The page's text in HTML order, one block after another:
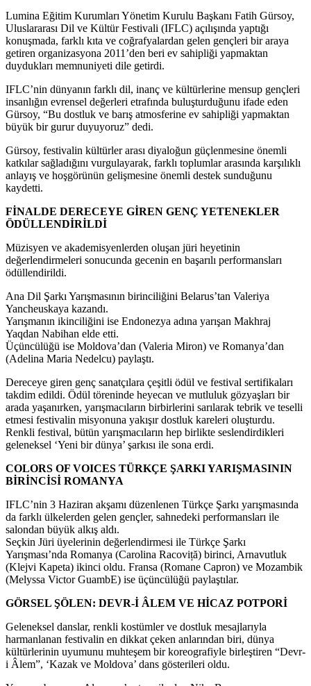
Lumina Eğitim Kurumları Yönetim Kurulu Başkanı Fatih Gürsoy,
Uluslararası Dil ve Kültür Festivali (IFLC) açılışında yaptığı
konuşmada, farklı kıta ve coğrafyalardan gelen gençleri bir araya
getiren organizasyona 2011’den beri ev sahipliği yapmaktan
duydukları memnuniyeti dile getirdi.
IFLC’nin dünyanın farklı dil, inanç ve kültürlerine mensup gençleri
insanlığın evrensel değerleri etrafında buluşturduğunu ifade eden
Gürsoy, “Bu dostluk ve barış atmosferine ev sahipliği yapmaktan
büyük bir gurur duyuyoruz” dedi.
Gürsoy, festivalin kültürler arası diyaloğun güçlenmesine önemli
katkılar sağladığını vurgulayarak, farklı toplumlar arasında karşılıklı
anlayış ve hoşgörünün gelişmesine önemli destek sunduğunu
kaydetti.
FİNALDE DERECEYE GİREN GENÇ YETENEKLER
ÖDÜLLENDİRİLDİ
Müzisyen ve akademisyenlerden oluşan jüri heyetinin
değerlendirmeleri sonucunda gecenin en başarılı performansları
ödüllendirildi.
Ana Dil Şarkı Yarışmasının birinciliğini Belarus’tan Valeriya
Yancheuskaya kazandı.
Yarışmanın ikinciliğini ise Endonezya adına yarışan Makhraj
Yaqdan Nabihan elde etti.
Üçüncülüğü ise Moldova’dan (Valeria Miron) ve Romanya’dan
(Adelina Maria Nedelcu) paylaştı.
Dereceye giren genç sanatçılara çeşitli ödül ve festival sertifikaları
takdim edildi. Ödül töreninde heyecan ve mutluluk gözyaşları bir
arada yaşanırken, yarışmacıların birbirlerini sarılarak tebrik ve teselli
etmesi festivalin misyonuna yakışır dostluk kareleri oluşturdu.
Renkli festival, bütün yarışmacıların hep birlikte seslendirdikleri
geleneksel ‘Yeni bir dünya’ şarkısı ile sona erdi.
COLORS OF VOICES TÜRKÇE ŞARKI YARIŞMASININ
BİRİNCİSİ ROMANYA
IFLC’nin 3 Haziran akşamı düzenlenen Türkçe Şarkı yarışmasında
da farklı ülkelerden gelen gençler, sahnedeki performansları ile
salondan büyük alkış aldı.
Seçkin Jüri üyelerinin değerlendirmesi ile Türkçe Şarkı
Yarışması’nda Romanya (Carolina Racoviță) birinci, Arnavutluk
(Klejvi Kapeta) ikinci oldu. Fransa (Romane Capron) ve Mozambik
(Melyssa Victor GuambE) ise üçüncülüğü paylaştılar.
GÖRSEL ŞÖLEN: DEVR-İ ÂLEM VE HİCAZ POTPORİ
Geleneksel danslar, renkli kostümler ve dostluk mesajlarıyla
harmanlanan festivalin en dikkat çeken anlarından biri, dünya
kültürlerinin uyumunu muhteşem bir koreografiyle birleştiren “Devr-
i Âlem”, ‘Kazak ve Moldova’ dans gösterileri oldu.